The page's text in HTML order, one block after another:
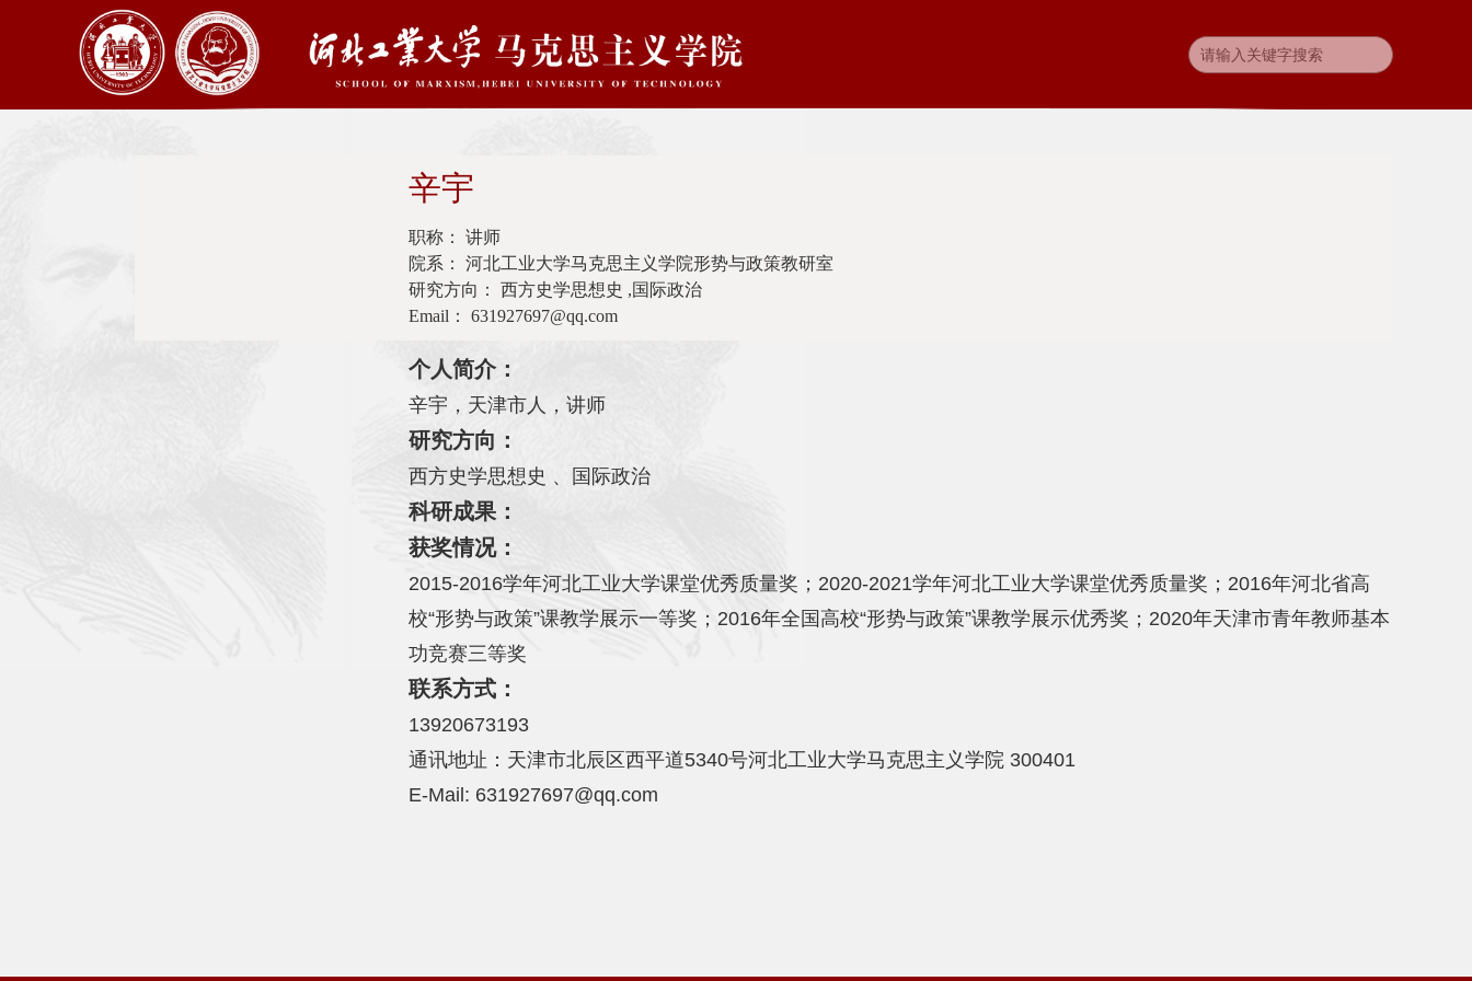
辛宇
职称： 讲师
院系： 河北工业大学马克思主义学院形势与政策教研室
研究方向： 西方史学思想史 ,国际政治
Email： 631927697@qq.com
个人简介：
辛宇，天津市人，讲师
研究方向：
西方史学思想史 、国际政治
科研成果：
获奖情况：
2015-2016学年河北工业大学课堂优秀质量奖；2020-2021学年河北工业大学课堂优秀质量奖；2016年河北省高
校“形势与政策”课教学展示一等奖；2016年全国高校“形势与政策”课教学展示优秀奖；2020年天津市青年教师基本
功竞赛三等奖
联系方式：
13920673193
通讯地址：天津市北辰区西平道5340号河北工业大学马克思主义学院 300401
E-Mail: 631927697@qq.com